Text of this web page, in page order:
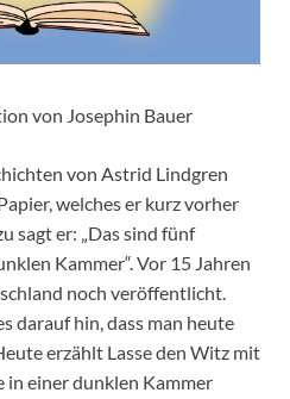
von Josephin Bauer
von Astrid Lindgren
welches er kurz vorher
sagt er: „Das sind fünf
Kammer“. Vor 15 Jahren
noch veröffentlicht.
darauf hin, dass man heute
erzählt Lasse den Witz mit
in einer dunklen Kammer